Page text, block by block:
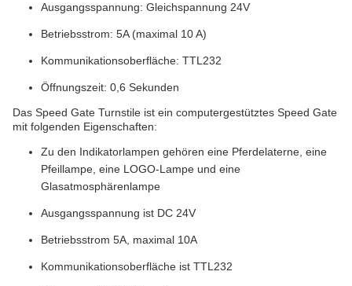
Ausgangsspannung: Gleichspannung 24V
Betriebsstrom: 5A (maximal 10 A)
Kommunikationsoberfläche: TTL232
Öffnungszeit: 0,6 Sekunden
Das Speed Gate Turnstile ist ein computergestütztes Speed Gate
mit folgenden Eigenschaften:
Zu den Indikatorlampen gehören eine Pferdelaterne, eine
Pfeillampe, eine LOGO-Lampe und eine
Glasatmosphärenlampe
Ausgangsspannung ist DC 24V
Betriebsstrom 5A, maximal 10A
Kommunikationsoberfläche ist TTL232